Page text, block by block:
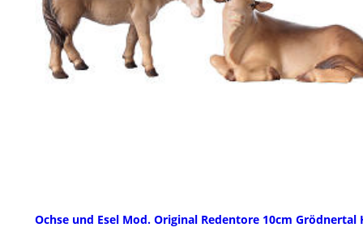
Ochse und Esel Mod. Original Redentore 10cm Grödnertal